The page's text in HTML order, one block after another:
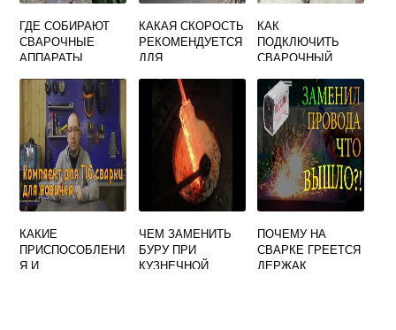
ГДЕ СОБИРАЮТ
СВАРОЧНЫЕ
АППАРАТЫ
КАКАЯ СКОРОСТЬ
РЕКОМЕНДУЕТСЯ
ДЛЯ
НОЙ СВАРКИ В
ЗАЩИТНЫХ
СТЫКОВЫХ
СОЕДИНЕНИЙ 3 4
КАК
ПОДКЛЮЧИТЬ
СВАРОЧНЫЙ
КАКИЕ
ПРИСПОСОБЛЕНИ
Я И
ЧЕМ ЗАМЕНИТЬ
БУРУ ПРИ
КУЗНЕЧНОЙ
ПОЧЕМУ НА
СВАРКЕ ГРЕЕТСЯ
ДЕРЖАК